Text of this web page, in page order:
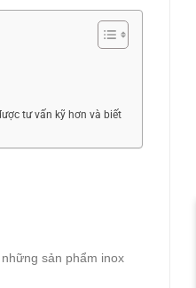
tư vấn kỹ hơn và biết
sản phẩm inox